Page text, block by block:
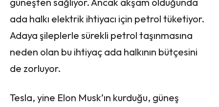
ada halkı elektrik ihtiyacı için petrol tüketiyor.
Adaya şileplerle sürekli petrol taşınmasına
neden olan bu ihtiyaç ada halkının bütçesini
de zorluyor.
Tesla, yine Elon Musk’ın kurduğu, güneş